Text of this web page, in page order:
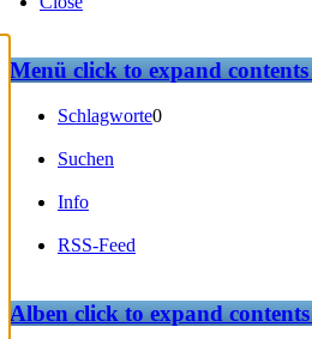
Menüclick to expand contents
Schlagworte0
Suchen
Info
RSS-Feed
Albenclick to expand contents